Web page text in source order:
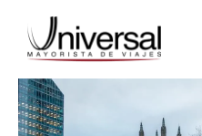
contenido